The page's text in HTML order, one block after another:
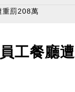
重罰208萬
工餐廳